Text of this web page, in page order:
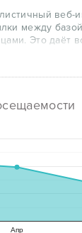
веб-
между
Это даёт
SQLite,
Апр